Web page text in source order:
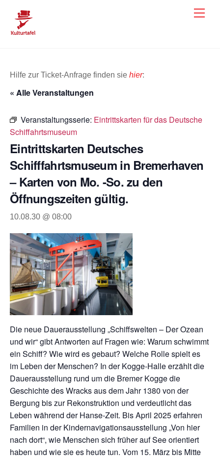
content
Hilfe zur Ticket-Anfrage finden sie hier:
« Alle Veranstaltungen
Veranstaltungsserie: Eintrittskarten für das Deutsche
Schiffahrtsmuseum
Eintrittskarten Deutsches
Schifffahrtsmuseum in Bremerhaven
– Karten von Mo. -So. zu den
Öffnungszeiten gültig.
10.08.30 @ 08:00
Die neue Dauerausstellung „Schiffswelten – Der Ozean
und wir“ gibt Antworten auf Fragen wie: Warum schwimmt
ein Schiff? Wie wird es gebaut? Welche Rolle spielt es
im Leben der Menschen? In der Kogge-Halle erzählt die
Dauerausstellung rund um die Bremer Kogge die
Geschichte des Wracks aus dem Jahr 1380 von der
Bergung bis zur Rekonstruktion und verdeutlicht das
Leben während der Hanse-Zeit. Bis April 2025 erfahren
Familien in der Kindernavigationsausstellung „Von hier
nach dort“, wie Menschen sich früher auf See orientiert
haben und wie sie es heute tun. Vom 15. März bis Mitte